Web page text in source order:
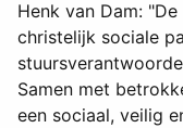
Henk van Dam:
christelijk sociale
Samen met
een sociaal, veilig